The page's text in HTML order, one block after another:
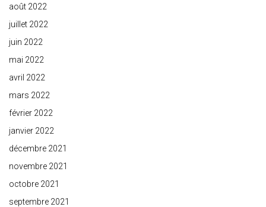
août 2022
juillet 2022
juin 2022
mai 2022
avril 2022
mars 2022
février 2022
janvier 2022
décembre 2021
novembre 2021
octobre 2021
septembre 2021